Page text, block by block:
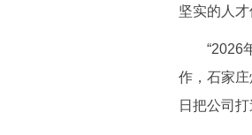
坚实的人才
“2026年
作，石家
日把公司